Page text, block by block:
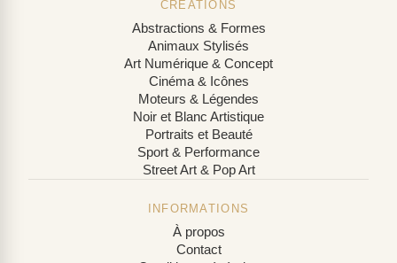
CRÉATIONS
Abstractions & Formes
Animaux Stylisés
Art Numérique & Concept
Cinéma & Icônes
Moteurs & Légendes
Noir et Blanc Artistique
Portraits et Beauté
Sport & Performance
Street Art & Pop Art
INFORMATIONS
À propos
Contact